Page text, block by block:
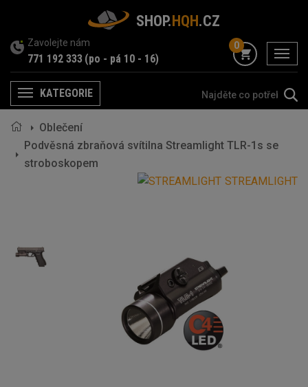
SHOP.HQH.CZ
Zavolejte nám
771 192 333 (po - pá 10 - 16) menu
0
MenuKATEGORIE
Oblečení
Podvěsná zbraňová svítilna Streamlight TLR-1s se
stroboskopem
STREAMLIGHT